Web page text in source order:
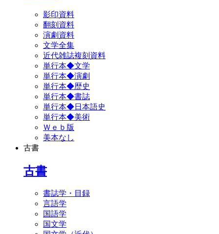
影印資料
翻刻資料
演劇資料
文学全集
近代雑誌複刻資料
単行本◆文学
単行本◆演劇
単行本◆歴史
単行本◆書誌
単行本◆日本語史
単行本◆美術
Ｗｅｂ版
美本なし
古書
古書
書誌学・目録
言語学
国語学
国文学